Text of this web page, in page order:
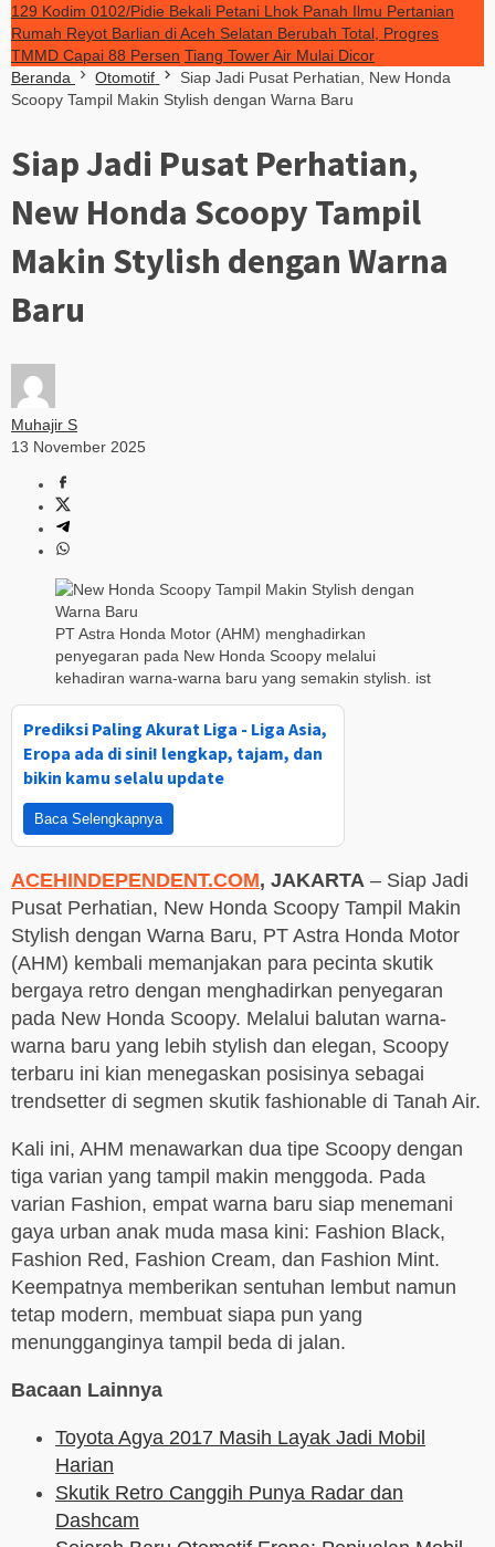
129 Kodim 0102/Pidie Bekali Petani Lhok Panah Ilmu Pertanian
Rumah Reyot Barlian di Aceh Selatan Berubah Total, Progres
TMMD Capai 88 Persen Tiang Tower Air Mulai Dicor
Beranda
Otomotif
Siap Jadi Pusat Perhatian, New Honda
Scoopy Tampil Makin Stylish dengan Warna Baru
Siap Jadi Pusat Perhatian,
New Honda Scoopy Tampil
Makin Stylish dengan Warna
Baru
Muhajir S
13 November 2025
PT Astra Honda Motor (AHM) menghadirkan
penyegaran pada New Honda Scoopy melalui
kehadiran warna-warna baru yang semakin stylish. ist
Prediksi Paling Akurat Liga - Liga Asia,
Eropa ada di sini! lengkap, tajam, dan
bikin kamu selalu update
Baca Selengkapnya
ACEHINDEPENDENT.COM, JAKARTA – Siap Jadi
Pusat Perhatian, New Honda Scoopy Tampil Makin
Stylish dengan Warna Baru, PT Astra Honda Motor
(AHM) kembali memanjakan para pecinta skutik
bergaya retro dengan menghadirkan penyegaran
pada New Honda Scoopy. Melalui balutan warna-
warna baru yang lebih stylish dan elegan, Scoopy
terbaru ini kian menegaskan posisinya sebagai
trendsetter di segmen skutik fashionable di Tanah Air.
Kali ini, AHM menawarkan dua tipe Scoopy dengan
tiga varian yang tampil makin menggoda. Pada
varian Fashion, empat warna baru siap menemani
gaya urban anak muda masa kini: Fashion Black,
Fashion Red, Fashion Cream, dan Fashion Mint.
Keempatnya memberikan sentuhan lembut namun
tetap modern, membuat siapa pun yang
menungganginya tampil beda di jalan.
Bacaan Lainnya
Toyota Agya 2017 Masih Layak Jadi Mobil
Harian
Skutik Retro Canggih Punya Radar dan
Dashcam